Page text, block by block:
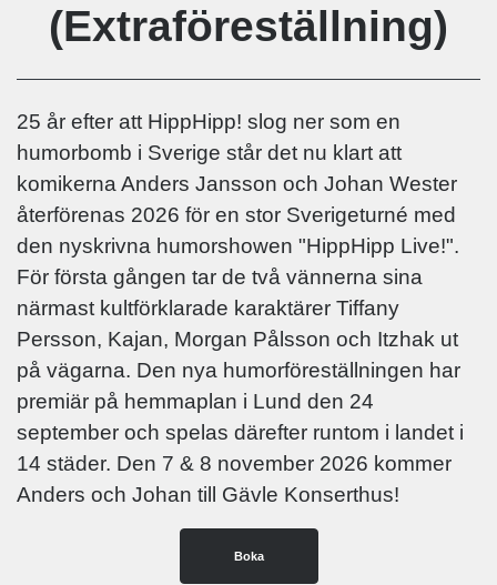
(Extraföreställning)
25 år efter att HippHipp! slog ner som en
humorbomb i Sverige står det nu klart att
komikerna Anders Jansson och Johan Wester
återförenas 2026 för en stor Sverigeturné med
den nyskrivna humorshowen "HippHipp Live!".
För första gången tar de två vännerna sina
närmast kultförklarade karaktärer Tiffany
Persson, Kajan, Morgan Pålsson och Itzhak ut
på vägarna. Den nya humorföreställningen har
premiär på hemmaplan i Lund den 24
september och spelas därefter runtom i landet i
14 städer. Den 7 & 8 november 2026 kommer
Anders och Johan till Gävle Konserthus!
Boka